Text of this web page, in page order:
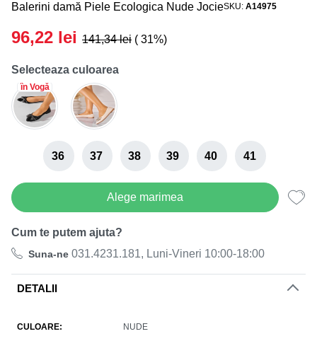
Black Friday de Vara! 27.07-05.08
Balerini damă Piele Ecologica Nude JocieSKU A14975
96,22 lei 141,34lei ( 31%)
Selecteaza culoarea
în Vogă
36 37 38 39 40 41
Alege marimea
Cum te putem ajuta?
Suna-ne 031.4231.181, Luni-Vineri 10:00-18:00
DETALII
CULOARE NUDE